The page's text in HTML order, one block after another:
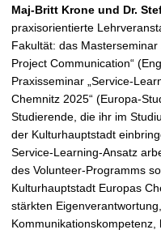
Maj-Britt Krone und Dr.
praxisorientierte
Fakultät: das
Project Communication“
Praxisseminar „Service-
Chemnitz 2025“ (Europa-
Studierende, die ihr im
der Kulturhauptstadt
Service-Learning-Ansatz
des Volunteer-Programms
Kulturhauptstadt Europas
stärkten